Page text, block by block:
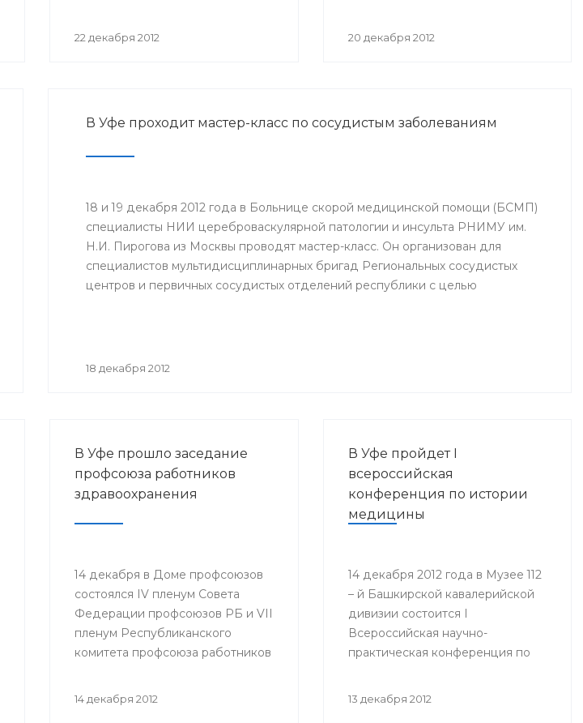
профессора Петра Яблонского
22 декабря 2012
врачей–инфекционистов,
Ишимбай, Мелеуз, Кумертау, а
республики.
20 декабря 2012
В Уфе проходит мастер-класс по сосудистым заболеваниям
18 и 19 декабря 2012 года в Больнице скорой медицинской помощи (БСМП)
специалисты НИИ цереброваскулярной патологии и инсульта РНИМУ им.
Н.И. Пирогова из Москвы проводят мастер-класс. Он организован для
специалистов мультидисциплинарных бригад Региональных сосудистых
центров и первичных сосудистых отделений республики с целью
18 декабря 2012
В Уфе прошло заседание
профсоюза работников
здравоохранения
14 декабря в Доме профсоюзов
состоялся IV пленум Совета
Федерации профсоюзов РБ и VII
пленум Республиканского
комитета профсоюза работников
докладами выступили министр
14 декабря 2012
В Уфе пройдет I
всероссийская
конференция по истории
медицины
14 декабря 2012 года в Музее 112
– й Башкирской кавалерийской
дивизии состоится I
Всероссийская научно-
практическая конференция по
«Медицинское обеспечение
13 декабря 2012